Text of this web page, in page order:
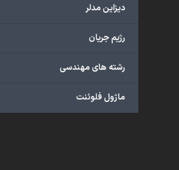
دیزاین مدلر
رژیم جریان
رشته های مهندسی
ماژول فلوئنت